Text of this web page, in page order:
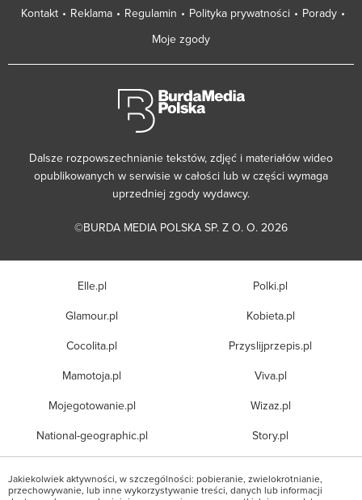
Kontakt Reklama Regulamin Polityka prywatności
Porady
Moje zgody
Dalsze rozpowszechnianie tekstów, zdjęć i materiałów wideo
opublikowanych w serwisie w całości lub w części wymaga
uprzedniej zgody wydawcy.
©BURDA MEDIA POLSKA SP. Z O. O. 2026
Elle.pl
Glamour.pl
Cocolita.pl
Mamotoja.pl
Mojegotowanie.pl
National-geographic.pl
Polki.pl
Kobieta.pl
Przyslijprzepis.pl
Viva.pl
Wizaz.pl
Story.pl
Jakiekolwiek aktywności, w szczególności: pobieranie, zwielokrotnianie,
przechowywanie, lub inne wykorzystywanie treści, danych lub informacji